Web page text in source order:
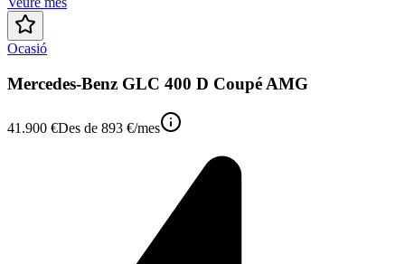
Ocasió
Mercedes-Benz GLC 400 D Coupé AMG
41.900 €Des de 893 €/mes